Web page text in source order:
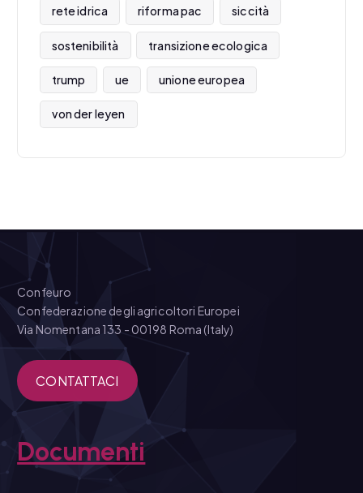
rete idrica riforma pac siccità
sostenibilità transizione ecologica
trump ue unione europea
von der leyen
Confeuro
Confederazione degli agricoltori Europei
Via Nomentana 133 - 00198 Roma (Italy)
CONTATTACI
Documenti